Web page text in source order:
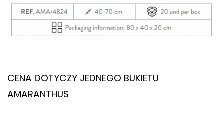
CENA DOTYCZY JEDNEGO BUKIETU
AMARANTHUS